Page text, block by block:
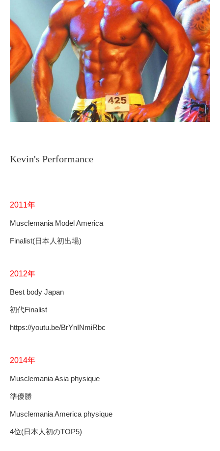
Kevin's Performance
2011年
Musclemania Model America
Finalist(日本人初出場)
2012年
Best body Japan
初代Finalist
https://youtu.be/BrYnINmiRbc
2014年
Musclemania Asia physique
準優勝
Musclemania America physique
4位(日本人初のTOP5)